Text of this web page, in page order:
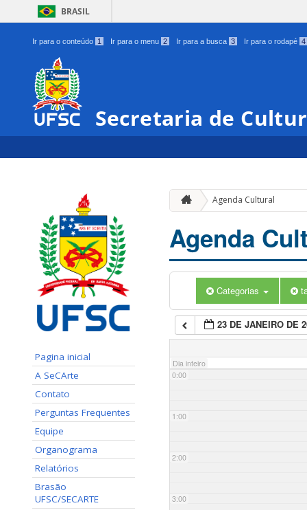
BRASIL
Ir para o conteúdo 1 Ir para o menu 2 Ir para a busca 3 Ir para o rodapé 4
Secretaria de
Pagina inicial
A SeCArte
Contato
Perguntas Frequentes
Equipe
Organograma
Relatórios
Brasão
UFSC/SECARTE
Agenda Cultural
Agenda
Categorias
23 DE JANEIRO DE
Dia inteiro
0:00
1:00
2:00
3:00